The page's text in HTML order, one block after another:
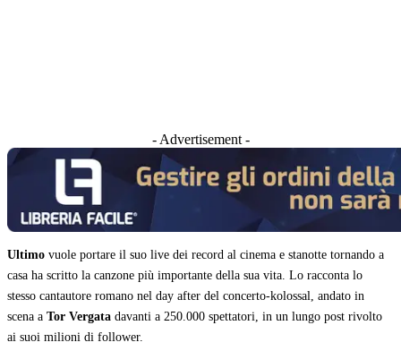
- Advertisement -
Ultimo vuole portare il suo live dei record al cinema e stanotte tornando a
casa ha scritto la canzone più importante della sua vita. Lo racconta lo
stesso cantautore romano nel day after del concerto-kolossal, andato in
scena a Tor Vergata davanti a 250.000 spettatori, in un lungo post rivolto
ai suoi milioni di follower.